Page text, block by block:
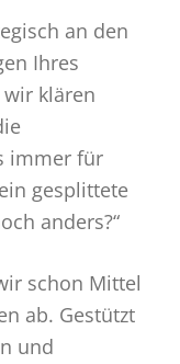
an den
Ihres
klären
immer für
gesplittete
anders?“
schon Mittel
ab. Gestützt
und